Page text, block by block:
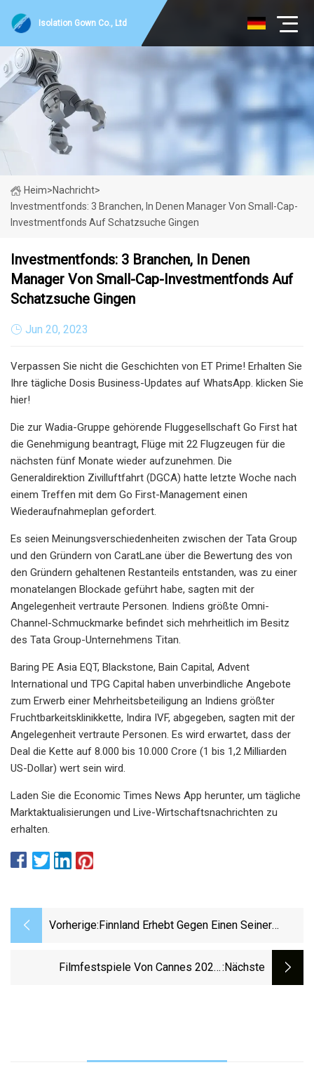
Isolation Gown Co., Ltd
Heim>Nachricht>
Investmentfonds: 3 Branchen, In Denen Manager Von Small-Cap-
Investmentfonds Auf Schatzsuche Gingen
Investmentfonds: 3 Branchen, In Denen
Manager Von Small-Cap-Investmentfonds Auf
Schatzsuche Gingen
Jun 20, 2023
Verpassen Sie nicht die Geschichten von ET Prime! Erhalten Sie
Ihre tägliche Dosis Business-Updates auf WhatsApp. klicken Sie
hier!
Die zur Wadia-Gruppe gehörende Fluggesellschaft Go First hat
die Genehmigung beantragt, Flüge mit 22 Flugzeugen für die
nächsten fünf Monate wieder aufzunehmen. Die
Generaldirektion Zivilluftfahrt (DGCA) hatte letzte Woche nach
einem Treffen mit dem Go First-Management einen
Wiederaufnahmeplan gefordert.
Es seien Meinungsverschiedenheiten zwischen der Tata Group
und den Gründern von CaratLane über die Bewertung des von
den Gründern gehaltenen Restanteils entstanden, was zu einer
monatelangen Blockade geführt habe, sagten mit der
Angelegenheit vertraute Personen. Indiens größte Omni-
Channel-Schmuckmarke befindet sich mehrheitlich im Besitz
des Tata Group-Unternehmens Titan.
Baring PE Asia EQT, Blackstone, Bain Capital, Advent
International und TPG Capital haben unverbindliche Angebote
zum Erwerb einer Mehrheitsbeteiligung an Indiens größter
Fruchtbarkeitsklinikkette, Indira IVF, abgegeben, sagten mit der
Angelegenheit vertraute Personen. Es wird erwartet, dass der
Deal die Kette auf 8.000 bis 10.000 Crore (1 bis 1,2 Milliarden
US-Dollar) wert sein wird.
Laden Sie die Economic Times News App herunter, um tägliche
Marktaktualisierungen und Live-Wirtschaftsnachrichten zu
erhalten.
Vorherige: Finnland Erhebt Gegen Einen Seiner
Höhe Von 1 Cr
Filmfestspiele Von Cannes 2023::nächste